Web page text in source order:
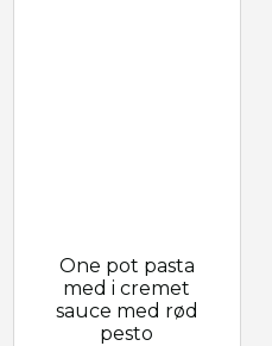
One pot pasta
med i cremet
sauce med rød
pesto